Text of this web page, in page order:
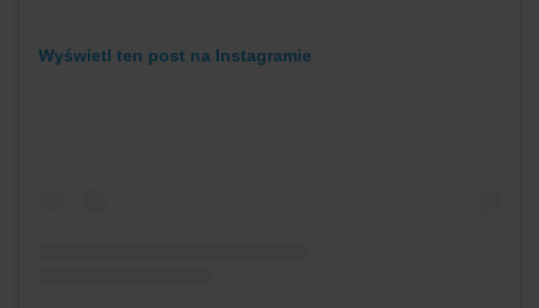
Wyświetl ten post na Instagramie